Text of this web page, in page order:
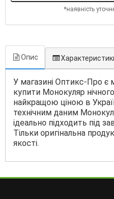
*наявність
Опис
У магазині Оптикс-Про є
купити Монокуляр
найкращою ціною в
технічним даним
ідеально підходить під
Тільки оригінальна
якості.